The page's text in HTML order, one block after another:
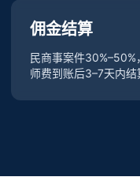
佣金结算
民商事案件
师费到账后3–7天内结